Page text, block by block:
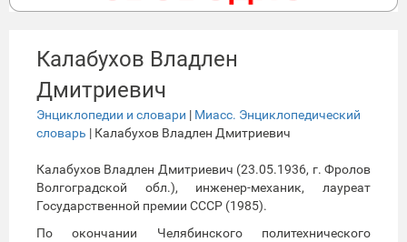
Калабухов Владлен
Дмитриевич
Энциклопедии и словари | Миасс. Энциклопедический
словарь | Калабухов Владлен Дмитриевич
Калабухов Владлен Дмитриевич (23.05.1936, г. Фролов
Волгоградской обл.), инженер-механик, лауреат
Государственной премии СССР (1985).
По окончании Челябинского политехнического